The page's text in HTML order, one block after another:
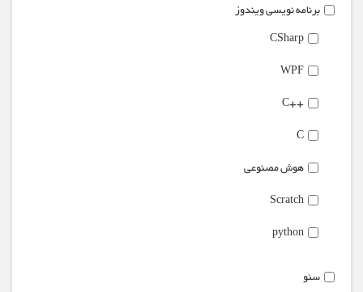
برنامه نویسی ویندوز
CSharp
WPF
++C
C
هوش مصنوعی
Scratch
python
سئو